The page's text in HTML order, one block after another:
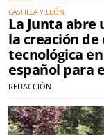
CASTILLA Y LEÓN
La Junta abre
la creación
tecnológica
español para
REDACCIÓN